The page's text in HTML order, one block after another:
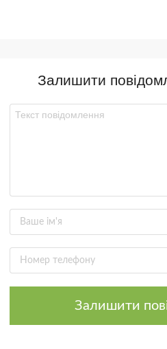
Залишити
Залишити